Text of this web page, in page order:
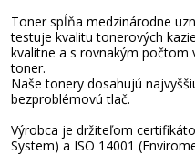
Toner spĺňa medzinárodne
testuje kvalitu tonerových
kvalitne a s rovnakým počtom
toner.
Naše tonery dosahujú
bezproblémovú tlač.
Výrobca je držiteľom
System) a ISO 14001